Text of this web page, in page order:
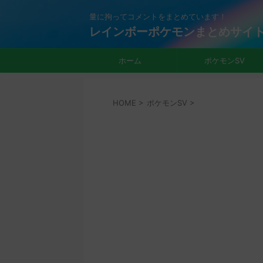
量に拘ってコメントをまとめています！
レインボーポケモンまとめサイ
ホーム ポケモンSV
HOME > ポケモンSV >